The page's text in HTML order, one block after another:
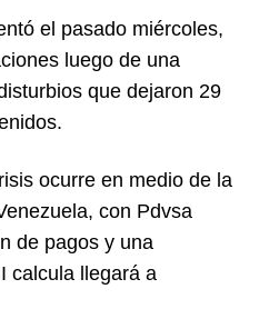
el pasado miércoles,
luego de una
que dejaron 29
ocurre en medio de la
con Pdvsa
de pagos y una
calcula llegará a